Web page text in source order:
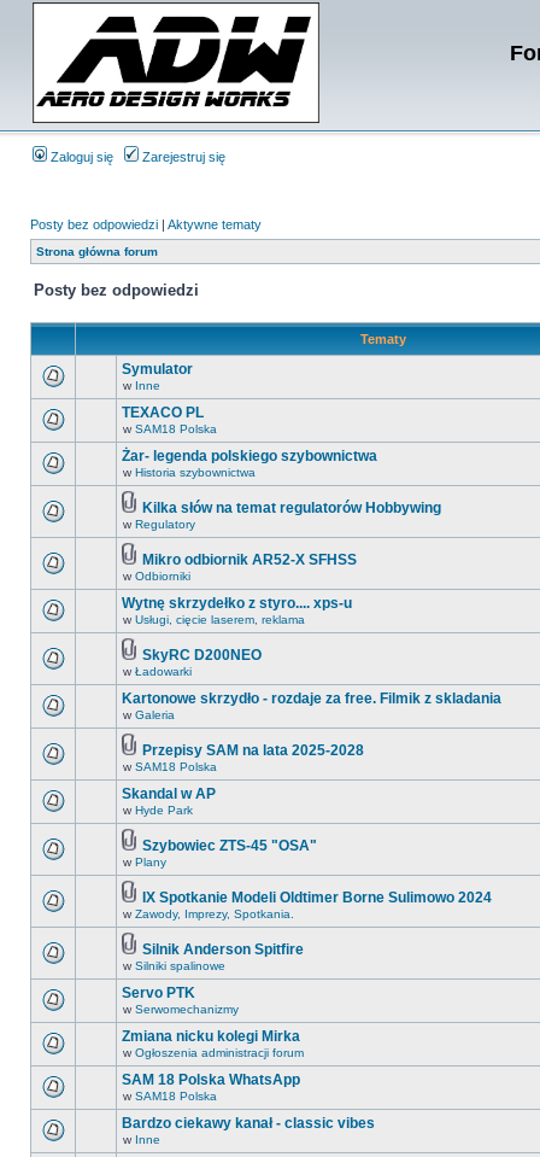
Zaloguj się Zarejestruj się
Posty bez odpowiedzi | Aktywne tematy
Strona główna forum
Posty bez odpowiedzi
Tematy
Symulator
w Inne
TEXACO PL
w SAM18 Polska
Żar- legenda polskiego szybownictwa
w Historia szybownictwa
Kilka słów na temat regulatorów Hobbywing
w Regulatory
Mikro odbiornik AR52-X SFHSS
w Odbiorniki
Wytnę skrzydełko z styro.... xps-u
w Usługi, cięcie laserem, reklama
SkyRC D200NEO
w Ładowarki
Kartonowe skrzydło - rozdaje za free. Filmik z skladania
w Galeria
Przepisy SAM na lata 2025-2028
w SAM18 Polska
Skandal w AP
w Hyde Park
Szybowiec ZTS-45 "OSA"
w Plany
IX Spotkanie Modeli Oldtimer Borne Sulimowo 2024
w Zawody, Imprezy, Spotkania.
Silnik Anderson Spitfire
w Silniki spalinowe
Servo PTK
w Serwomechanizmy
Zmiana nicku kolegi Mirka
w Ogłoszenia administracji forum
SAM 18 Polska WhatsApp
w SAM18 Polska
Bardzo ciekawy kanał - classic vibes
w Inne